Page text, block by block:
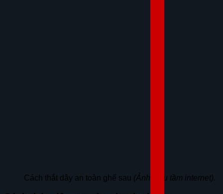
Cách thắt dây an toàn ghế sau (Ảnh: sưu tầm internet).